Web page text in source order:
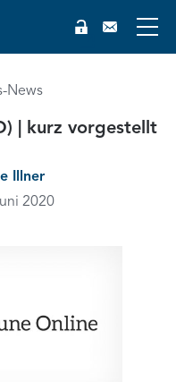
News
| kurz vorgestellt
Illner
2020